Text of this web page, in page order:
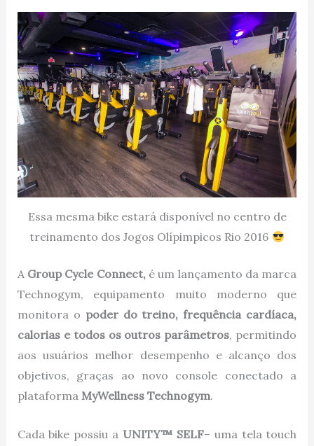
Essa mesma bike estará disponível no centro de
treinamento dos Jogos Olípimpicos Rio 2016
A Group CycleConnect, é um lançamento da marca
Technogym, equipamento muito moderno que
monitora o poder do treino, frequência cardíaca,
calorias e todos os outros parâmetros, permitindo
aos usuários melhor desempenho e alcanço dos
objetivos, graças ao novo console conectado a
plataforma MyWellness Technogym.
Cada bike possiu a UNITY™ SELF– uma tela touch